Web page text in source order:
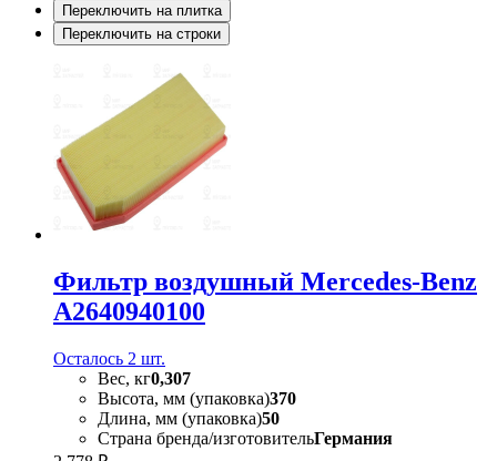
Переключить на плитка
Переключить на строки
Фильтр воздушный Mercedes-Benz
A2640940100
Осталось 2 шт.
Вес, кг0,307
Высота, мм (упаковка)370
Длина, мм (упаковка)50
Страна бренда/изготовительГермания